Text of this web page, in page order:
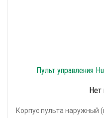
Пульт управления
Нет
Корпус пульта наружный